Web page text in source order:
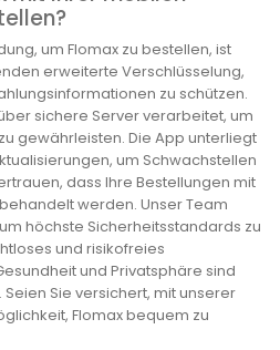
um Flomax zu bestellen, ist
erweiterte Verschlüsselung,
zu schützen.
sichere Server verarbeitet, um
gewährleisten. Die App unterliegt
um Schwachstellen
dass Ihre Bestellungen mit
werden. Unser Team
höchste Sicherheitsstandards zu
und risikofreies
und Privatsphäre sind
Sie versichert, mit unserer
Flomax bequem zu